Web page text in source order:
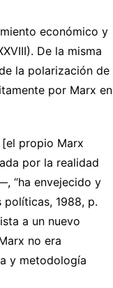
económico y
De la misma
la polarización de
por Marx en
propio Marx
por la realidad
“ha envejecido y
políticas, 1988, p.
a un nuevo
no era
y metodología